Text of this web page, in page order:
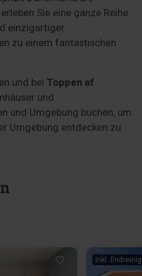
Sie eine ganze Reihe
einzigartiger
zu einem fantastischen
und bei Toppen af
und
und Umgebung buchen, um
Umgebung entdecken zu
Inkl.